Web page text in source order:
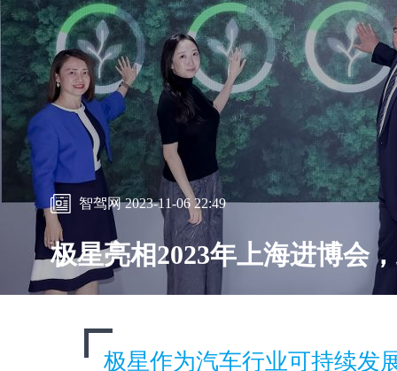
智驾网 2023-11-06 22:49
极星亮相2023年上海进博会
极星作为汽车行业可持续发